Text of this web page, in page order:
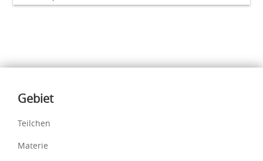
Inhalte
Gebiet
Teilchen
Materie